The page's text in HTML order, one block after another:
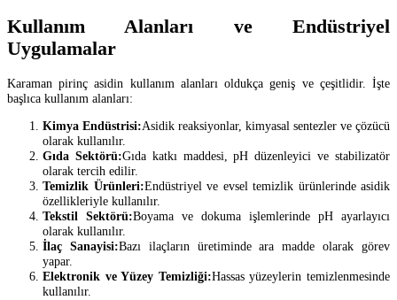
Kullanım Alanları ve Endüstriyel
Uygulamalar
Karaman pirinç asidin kullanım alanları oldukça geniş ve çeşitlidir. İşte
başlıca kullanım alanları:
Kimya Endüstrisi:Asidik reaksiyonlar, kimyasal sentezler ve çözücü
olarak kullanılır.
Gıda Sektörü:Gıda katkı maddesi, pH düzenleyici ve stabilizatör
olarak tercih edilir.
Temizlik Ürünleri:Endüstriyel ve evsel temizlik ürünlerinde asidik
özellikleriyle kullanılır.
Tekstil Sektörü:Boyama ve dokuma işlemlerinde pH ayarlayıcı
olarak kullanılır.
İlaç Sanayisi:Bazı ilaçların üretiminde ara madde olarak görev
yapar.
Elektronik ve Yüzey Temizliği:Hassas yüzeylerin temizlenmesinde
kullanılır.